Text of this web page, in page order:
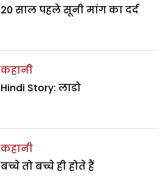
20 साल पहले सूनी मांग का दर्द
कहानी
Hindi Story: लाडो
कहानी
बच्चे तो बच्चे ही होते हैं